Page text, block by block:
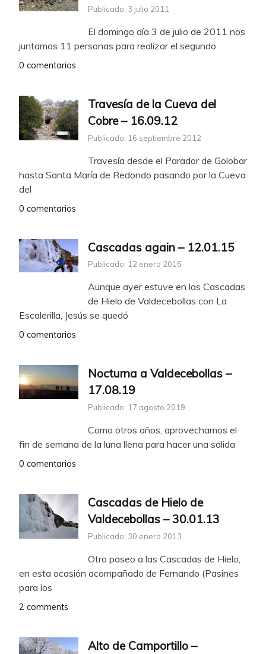
Publicado: 3 julio 2011
El domingo día 3 de julio de 2011 nos
juntamos 11 personas para realizar el segundo
0 comentarios
Travesía de la Cueva del
Cobre – 16.09.12
Publicado: 16 septiembre 2012
Travesía desde el Parador de Golobar
hasta Santa María de Redondo pasando por la Cueva
del
0 comentarios
Cascadas again – 12.01.15
Publicado: 12 enero 2015
Aunque ayer estuve en las Cascadas
de Hielo de Valdecebollas con La
Escalerilla, Jesús se quedó
0 comentarios
Nocturna a Valdecebollas –
17.08.19
Publicado: 17 agosto 2019
Como otros años, aprovechamos el
fin de semana de la luna llena para hacer una salida
0 comentarios
Cascadas de Hielo de
Valdecebollas – 30.01.13
Publicado: 30 enero 2013
Otro paseo a las Cascadas de Hielo,
en esta ocasión acompañado de Fernando (Pasines
para los
2 comments
Alto de Camportillo –